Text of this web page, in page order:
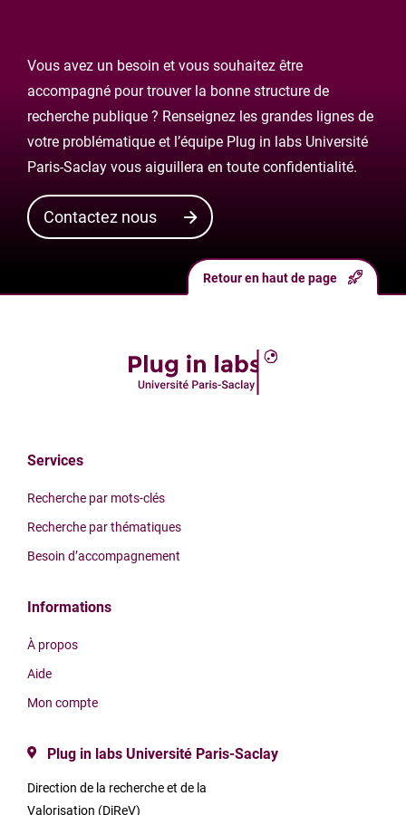
Vous avez un besoin et vous souhaitez être
accompagné pour trouver la bonne structure de
recherche publique ? Renseignez les grandes lignes de
votre problématique et l’équipe Plug in labs Université
Paris-Saclay vous aiguillera en toute confidentialité.
Contactez nous
Services
Recherche par mots-clés
Recherche par thématiques
Besoin d’accompagnement
Informations
À propos
Aide
Mon compte
Plug in labs Université Paris-Saclay
Direction de la recherche et de la
Valorisation (DiReV)
Retour en haut de page